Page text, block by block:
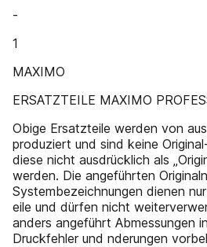
-
1
MAXIMO
ERSATZTEILE MAXIMO
Obige Ersatzteile werden von
produziert und sind keine
diese nicht ausdrücklich als
werden. Die angeführten
Systembezeichnungen dienen
eile und dürfen nicht
anders angeführt Abmessungen
Druckfehler und nderungen